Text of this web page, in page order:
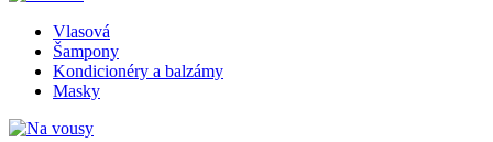
Vlasová
Šampony
Kondicionéry a balzámy
Masky